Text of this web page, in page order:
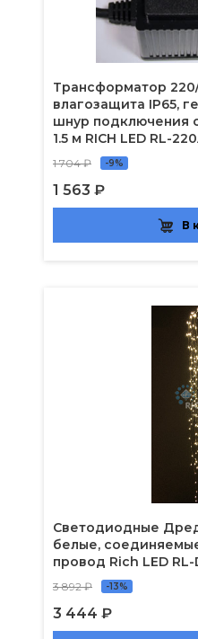
Трансформатор
влагозащита IP65,
шнур подключения
1.5 м RICH LED RL-
1 704 ₽ -9%
1 563 ₽
В
Светодиодные
белые,
провод Rich LED RL-
3 892 ₽ -13%
3 444 ₽